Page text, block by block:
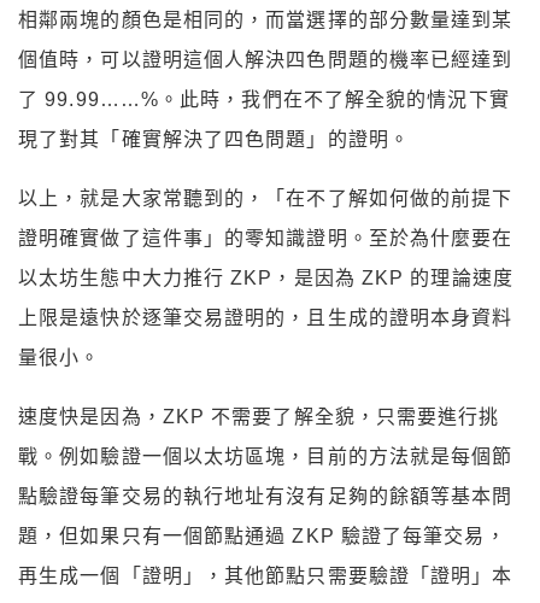
相鄰兩塊的顏色是相同的，而當選擇的部分數量達到某
個值時，可以證明這個人解決四色問題的機率已經達到
了 99.99……%。此時，我們在不了解全貌的情況下實
現了對其「確實解決了四色問題」的證明。
以上，就是大家常聽到的，「在不了解如何做的前提下
證明確實做了這件事」的零知識證明。至於為什麼要在
以太坊生態中大力推行 ZKP，是因為 ZKP 的理論速度
上限是遠快於逐筆交易證明的，且生成的證明本身資料
量很小。
速度快是因為，ZKP 不需要了解全貌，只需要進行挑
戰。例如驗證一個以太坊區塊，目前的方法就是每個節
點驗證每筆交易的執行地址有沒有足夠的餘額等基本問
題，但如果只有一個節點通過 ZKP 驗證了每筆交易，
再生成一個「證明」，其他節點只需要驗證「證明」本